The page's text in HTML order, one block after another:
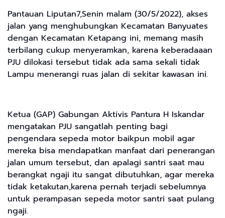
Pantauan Liputan7,Senin malam (30/5/2022), akses
jalan yang menghubungkan Kecamatan Banyuates
dengan Kecamatan Ketapang ini, memang masih
terbilang cukup menyeramkan, karena keberadaaan
PJU dilokasi tersebut tidak ada sama sekali tidak
Lampu menerangi ruas jalan di sekitar kawasan ini.
Ketua (GAP) Gabungan Aktivis Pantura H Iskandar
mengatakan PJU sangatlah penting bagi
pengendara sepeda motor baikpun mobil agar
mereka bisa mendapatkan manfaat dari penerangan
jalan umum tersebut, dan apalagi santri saat mau
berangkat ngaji itu sangat dibutuhkan, agar mereka
tidak ketakutan,karena pernah terjadi sebelumnya
untuk perampasan sepeda motor santri saat pulang
ngaji.